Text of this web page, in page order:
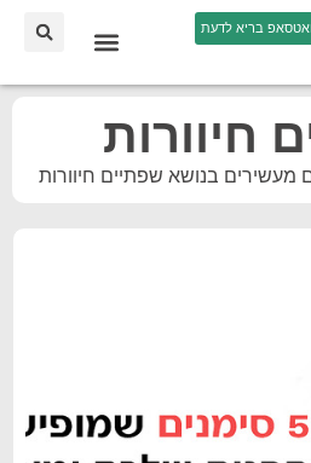
בריא לדעת
חיוורות
מעשירים בנושא שפתיים חיוורות